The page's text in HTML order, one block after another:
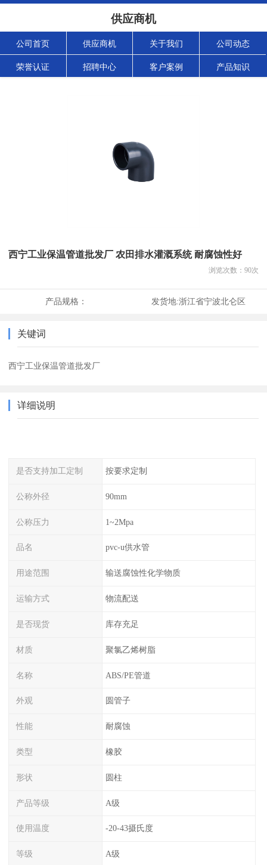
供应商机
公司首页 供应商机 关于我们 公司动态
荣誉认证 招聘中心 客户案例 产品知识
西宁工业保温管道批发厂 农田排水灌溉系统 耐腐蚀性好
浏览次数： 90次
产品规格： 发货地:浙江省宁波北仑区
关键词
西宁工业保温管道批发厂
详细说明
是否支持加工定制 按要求定制
公称外径 90mm
公称压力 1~2Mpa
品名 pvc-u供水管
用途范围 输送腐蚀性化学物质
运输方式 物流配送
是否现货 库存充足
材质 聚氯乙烯树脂
名称 ABS/PE管道
外观 圆管子
性能 耐腐蚀
类型 橡胶
形状 圆柱
产品等级 A级
使用温度 -20-43摄氏度
等级 A级